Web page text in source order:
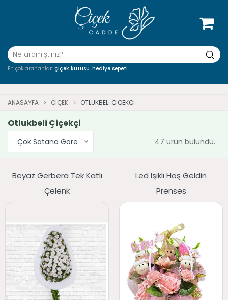
En çok arananlar: çiçek kutusu, hediye sepeti
ANASAYFA ÇIÇEK OTLUKBELI ÇIÇEKÇI
Otlukbeli Çiçekçi
Çok Satana Göre 47 ürün bulundu.
Beyaz Gerbera Tek Katlı
Çelenk
Led Işıklı Hoş Geldin
Prenses